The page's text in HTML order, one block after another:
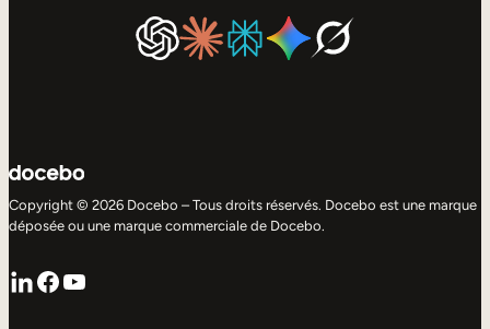
Copyright © 2026 Docebo – Tous droits réservés. Docebo est une marque
déposée ou une marque commerciale de Docebo.
LinkedIn
Facebook
YouTube